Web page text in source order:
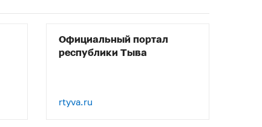
Официальный портал
республики Тыва
rtyva.ru